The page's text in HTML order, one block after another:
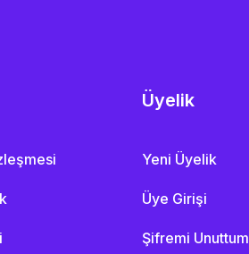
Üyelik
Yeni Üyelik
Üye Girişi
Şifremi Unuttum